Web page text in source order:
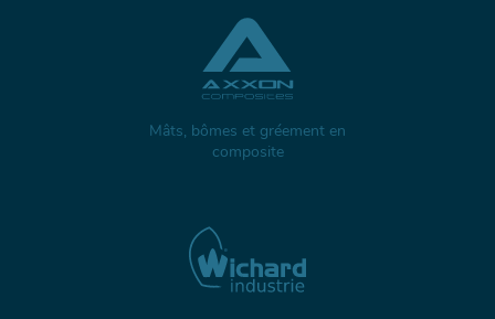
Mâts, bômes et gréement en
composite